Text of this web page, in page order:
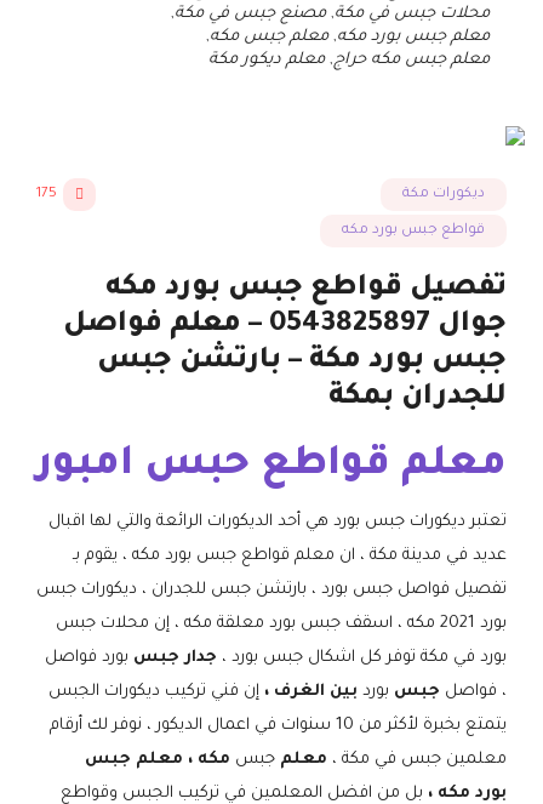
محلات جبس في مكة,مصنع جبس في مكة,
معلم جبس بورد مكه,معلم جبس مكه,
معلم جبس مكه حراج,معلم ديكور مكة
ديكورات مكة
قواطع جبس بورد مكه
175
تفصيل قواطع جبس بورد مكه
جوال 0543825897 – معلم فواصل
جبس بورد مكة – بارتشن جبس
للجدران بمكة
معلم قواطع حبس امبور
تعتبر ديكورات جبس بورد هي أحد الديكورات الرائعة والتي لها اقبال
عديد في مدينة مكة ، ان معلم قواطع جبس بورد مكه ، يقوم بـ
تفصيل فواصل جبس بورد ، بارتشن جبس للجدران ، ديكورات جبس
بورد 2021 مكه ، اسقف جبس بورد معلقة مكه ، إن محلات جبس
بورد في مكة توفر كل اشكال جبس بورد ، جدار جبس بورد فواصل
، فواصل جبس بورد بين الغرف ، إن فني تركيب ديكورات الجبس
يتمتع بخبرة لأكثر من 10 سنوات في اعمال الديكور ، نوفر لك أرقام
معلمين جبس في مكة ، معلم جبس مكه ، معلم جبس
بورد مكه ، بل من افضل المعلمين في تركيب الجبس وقواطع